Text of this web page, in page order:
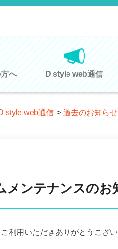
へ D style web通信
style web通信 > 過去のお知ら
メンテナンスのお
利用いただきありがとうござい